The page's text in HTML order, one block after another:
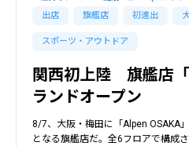
出店 旗艦店 初進出
スポーツ・アウトドア
関西初上陸 旗艦店
ランドオープン
8/7、大阪・梅田に「Alpen OSAKA
となる旗艦店だ。全6フロアで構成